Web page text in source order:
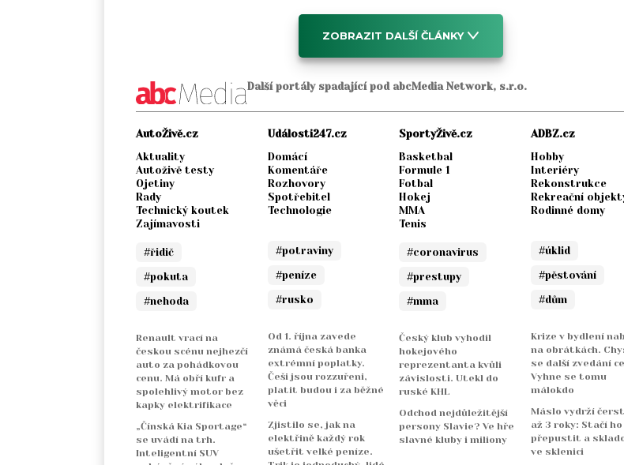
ZOBRAZIT DALŠÍ ČLÁNKY
Další portály spadající pod abcMedia Network, s.r.o.
AutoŽivě.cz
Aktuality
Autoživě testy
Ojetiny
Rady
Technický koutek
Zajímavosti
#řidič
#pokuta
#nehoda
Renault vrací na
českou scénu nejhezčí
auto za pohádkovou
cenu. Má obří kufr a
spolehlivý motor bez
kapky elektrifikace
„Čínská Kia Sportage“
se uvádí na trh.
Inteligentní SUV
Události247.cz
Domácí
Komentáře
Rozhovory
Spotřebitel
Technologie
#potraviny
#peníze
#rusko
Od 1. října zavede
známá česká banka
extrémní poplatky.
Češi jsou rozzuřeni,
platit budou i za běžné
věci
Zjistilo se, jak na
elektřině každý rok
ušetřit velké peníze.
SportyŽivě.cz
Basketbal
Formule 1
Fotbal
Hokej
MMA
Tenis
#coronavirus
#prestupy
#mma
Český klub vyhodil
hokejového
reprezentanta kvůli
závislosti. Utekl do
ruské KHL
Odchod nejdůležitější
persony Slavie? Ve hře
slavné kluby i miliony
ADBZ.cz
Hobby
Interiéry
Rekonstrukce
Rekreační
Rodinné domy
#úklid
#pěstování
#dům
Krize v bydlení
na obrátkách.
se další zvedání
Vyhne se tomu
málokdo
Máslo vydrží
až 3 roky: Stačí ho
přepustit a
ve sklenici